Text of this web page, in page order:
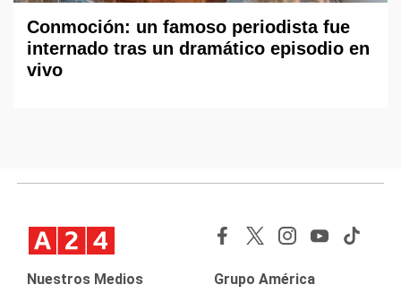
Conmoción: un famoso periodista fue
internado tras un dramático episodio en
vivo
Nuestros Medios Grupo América